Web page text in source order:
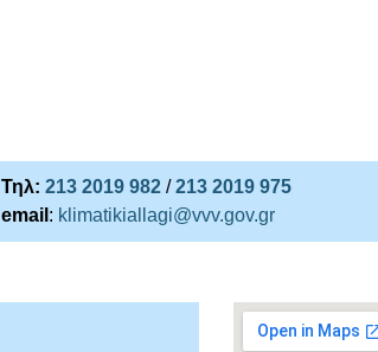
Τηλ: 213 2019 982/213 2019 975
email : klimatikiallagi@vvv.gov.gr